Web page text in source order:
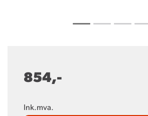
854,-
Ink.mva.